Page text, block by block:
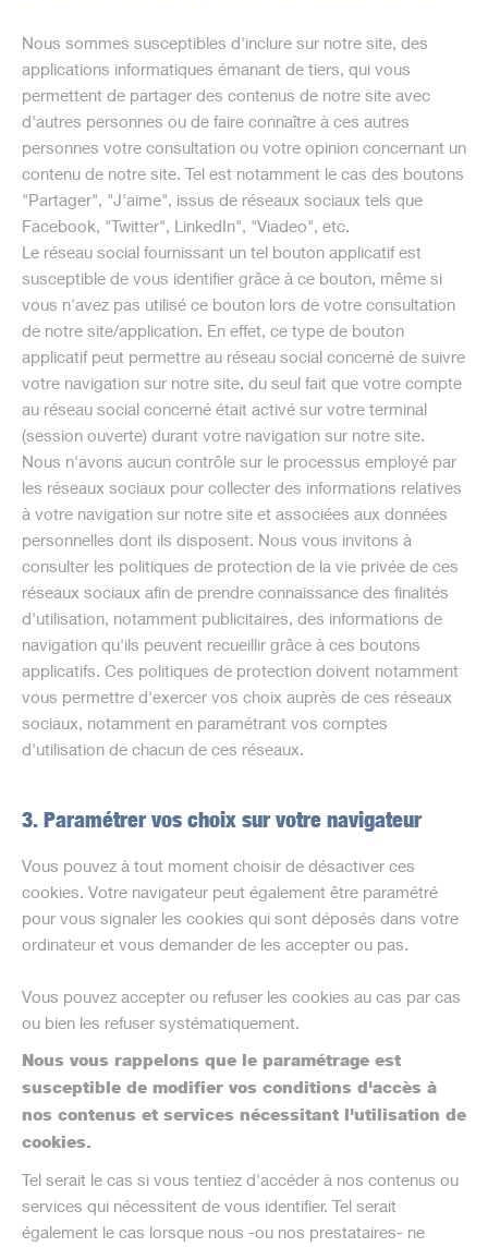
Nous sommes susceptibles d'inclure sur notre site, des
applications informatiques émanant de tiers, qui vous
permettent de partager des contenus de notre site avec
d'autres personnes ou de faire connaître à ces autres
personnes votre consultation ou votre opinion concernant un
contenu de notre site. Tel est notamment le cas des boutons
"Partager", "J'aime", issus de réseaux sociaux tels que
Facebook, "Twitter", LinkedIn", "Viadeo", etc.
Le réseau social fournissant un tel bouton applicatif est
susceptible de vous identifier grâce à ce bouton, même si
vous n'avez pas utilisé ce bouton lors de votre consultation
de notre site/application. En effet, ce type de bouton
applicatif peut permettre au réseau social concerné de suivre
votre navigation sur notre site, du seul fait que votre compte
au réseau social concerné était activé sur votre terminal
(session ouverte) durant votre navigation sur notre site.
Nous n'avons aucun contrôle sur le processus employé par
les réseaux sociaux pour collecter des informations relatives
à votre navigation sur notre site et associées aux données
personnelles dont ils disposent. Nous vous invitons à
consulter les politiques de protection de la vie privée de ces
réseaux sociaux afin de prendre connaissance des finalités
d'utilisation, notamment publicitaires, des informations de
navigation qu'ils peuvent recueillir grâce à ces boutons
applicatifs. Ces politiques de protection doivent notamment
vous permettre d'exercer vos choix auprès de ces réseaux
sociaux, notamment en paramétrant vos comptes
d'utilisation de chacun de ces réseaux.
3. Paramétrer vos choix sur votre navigateur
Vous pouvez à tout moment choisir de désactiver ces
cookies. Votre navigateur peut également être paramétré
pour vous signaler les cookies qui sont déposés dans votre
ordinateur et vous demander de les accepter ou pas.
Vous pouvez accepter ou refuser les cookies au cas par cas
ou bien les refuser systématiquement.
Nous vous rappelons que le paramétrage est
susceptible de modifier vos conditions d'accès à
nos contenus et services nécessitant l'utilisation de
cookies.
Tel serait le cas si vous tentiez d'accéder à nos contenus ou
services qui nécessitent de vous identifier. Tel serait
également le cas lorsque nous -ou nos prestataires- ne